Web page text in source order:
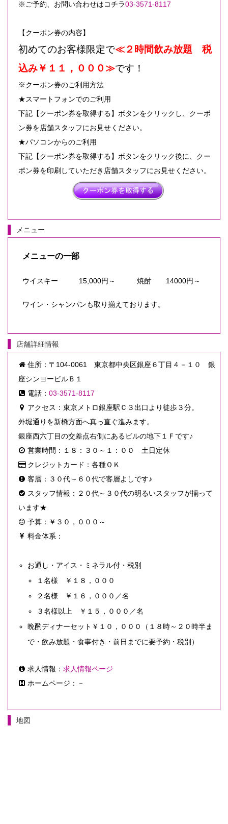
※ご予約、お問い合わせはコチラ03-3571-8117
【クーポン券の内容】
初めてのお客様限定で≪２時間飲み放題 税
込み￥１１，０００≫です！
※クーポン券のご利用方法
★スマートフォンでのご利用
下記【クーポン券を取得する】ボタンをクリックし、クーポ
ン券を店舗スタッフにお見せください。
★パソコンからのご利用
下記【クーポン券を取得する】ボタンをクリック後に、クー
ポン券を印刷していただき店舗スタッフにお見せください。
メニュー
メニューの一部
ウイスキー 15,000円～ 焼酎 14000円～
ワイン・シャンパンも取り揃えております。
店舗詳細情報
住所：〒104-0061 東京都中央区銀座６丁目４－１０ 銀
座シンヨービルＢ１
電話： 03-3571-8117
アクセス：東京メトロ銀座駅Ｃ３出口より徒歩３分。
外堀通りを新橋方面へ真っ直ぐ進みます。
銀座西六丁目の交差点右側にあるビルの地下１Ｆです♪
営業時間：１８：３０～１：００ 土日定休
クレジットカード：各種ＯＫ
客層：３０代～６０代で客層よしです♪
スタッフ情報：２０代～３０代の明るいスタッフが揃って
います★
予算：￥３０，０００～
料金体系：
お通し・アイス・ミネラル付・税別
１名様 ￥１８，０００
２名様 ￥１６，０００／名
３名様以上 ￥１５，０００／名
晩酌ディナーセット￥１０，０００（１８時～２０時半ま
で・飲み放題・食事付き・前日までに要予約・税別）
求人情報： 求人情報ページ
ホームページ：－
地図